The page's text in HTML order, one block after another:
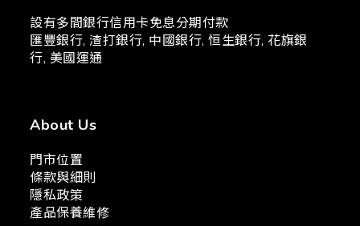
設有多間銀行信用卡免息分期付款
匯豐銀行, 渣打銀行, 中國銀行, 恒生銀行, 花旗銀
行, 美國運通
About Us
門市位置
條款與細則
隱私政策
產品保養維修